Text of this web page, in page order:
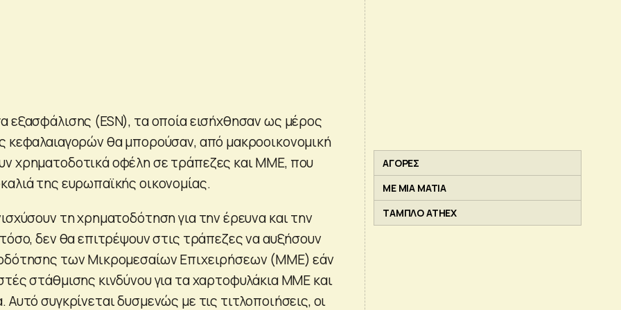
εξασφάλισης (ESN), τα οποία εισήχθησαν ως μέρος
κεφαλαιαγορών θα μπορούσαν, από μακροοικονομική
χρηματοδοτικά οφέλη σε τράπεζες και ΜΜΕ, που
της ευρωπαϊκής οικονομίας.
τη χρηματοδότηση για την έρευνα και την
δεν θα επιτρέψουν στις τράπεζες να αυξήσουν
των Μικρομεσαίων Επιχειρήσεων (ΜΜΕ) εάν
στάθμισης κινδύνου για τα χαρτοφυλάκια ΜΜΕ και
συγκρίνεται δυσμενώς με τις τιτλοποιήσεις, οι
ΑΓΟΡΕΣ
ΜΕ ΜΙΑ ΜΑΤΙΑ
ΤΑΜΠΛΟ ATHEX